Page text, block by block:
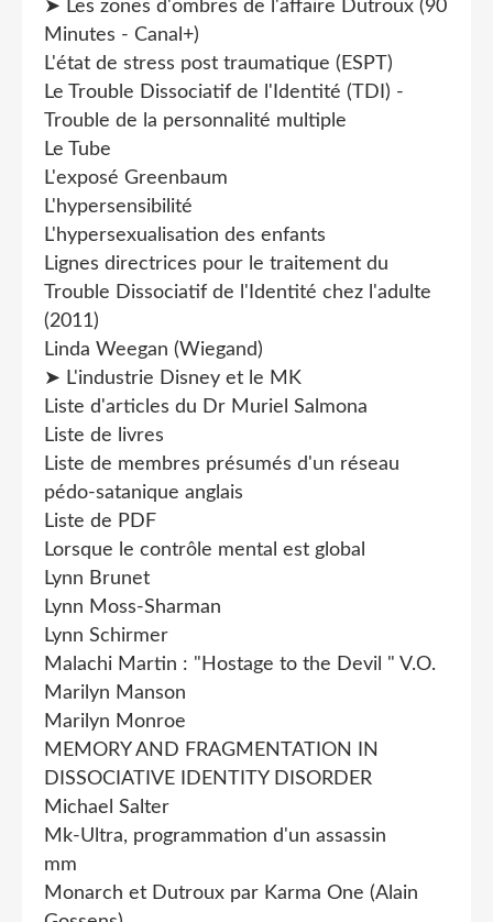
➤ Les zones d'ombres de l'affaire Dutroux (90
Minutes - Canal+)
L'état de stress post traumatique (ESPT)
Le Trouble Dissociatif de l'Identité (TDI) -
Trouble de la personnalité multiple
Le Tube
L'exposé Greenbaum
L'hypersensibilité
L'hypersexualisation des enfants
Lignes directrices pour le traitement du
Trouble Dissociatif de l'Identité chez l'adulte
(2011)
Linda Weegan (Wiegand)
➤ L'industrie Disney et le MK
Liste d'articles du Dr Muriel Salmona
Liste de livres
Liste de membres présumés d'un réseau
pédo-satanique anglais
Liste de PDF
Lorsque le contrôle mental est global
Lynn Brunet
Lynn Moss-Sharman
Lynn Schirmer
Malachi Martin : "Hostage to the Devil " V.O.
Marilyn Manson
Marilyn Monroe
MEMORY AND FRAGMENTATION IN
DISSOCIATIVE IDENTITY DISORDER
Michael Salter
Mk-Ultra, programmation d'un assassin
mm
Monarch et Dutroux par Karma One (Alain